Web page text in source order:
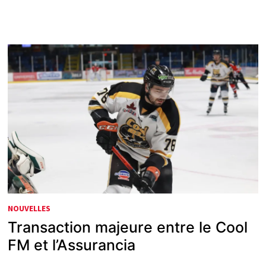
NOUVELLES
Transaction majeure entre le Cool
FM et l’Assurancia